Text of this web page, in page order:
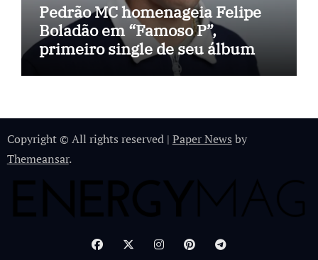
Pedrão MC homenageia Felipe
Boladão em “Famoso P”,
primeiro single de seu álbum
Copyright © All rights reserved | Paper News by
Themeansar.